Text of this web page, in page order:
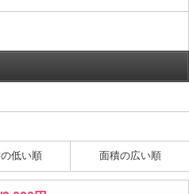
低い順 面積の広い順